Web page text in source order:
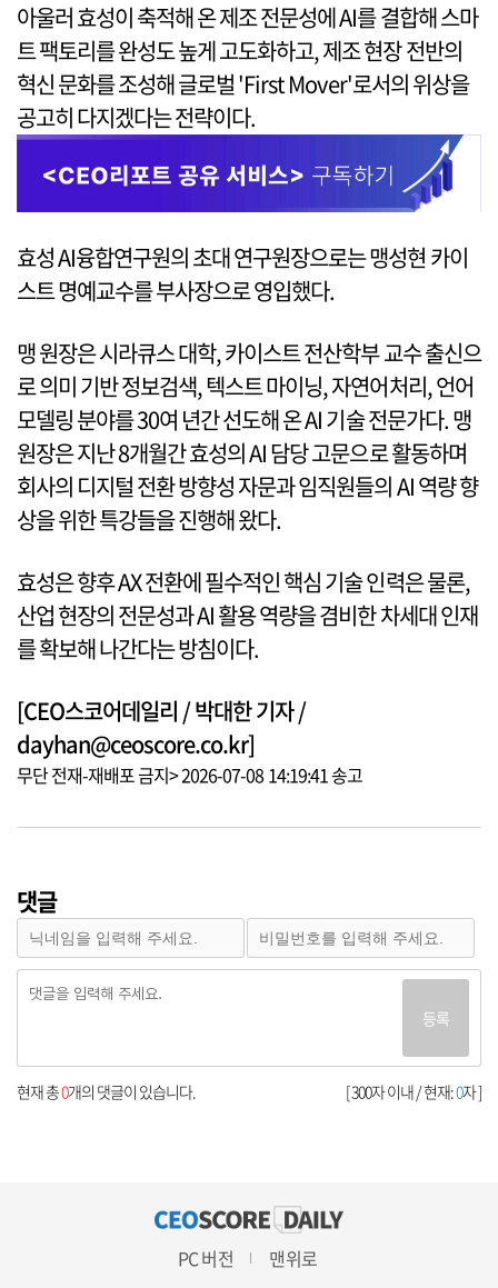
아울러 효성이 축적해 온 제조 전문성에 AI를 결합해 스마
트 팩토리를 완성도 높게 고도화하고, 제조 현장 전반의
혁신 문화를 조성해 글로벌 'First Mover'로서의 위상을
공고히 다지겠다는 전략이다.
효성 AI융합연구원의 초대 연구원장으로는 맹성현 카이
스트 명예교수를 부사장으로 영입했다.
맹 원장은 시라큐스 대학, 카이스트 전산학부 교수 출신으
로 의미 기반 정보검색, 텍스트 마이닝, 자연어처리, 언어
모델링 분야를 30여 년간 선도해 온 AI 기술 전문가다. 맹
원장은 지난 8개월간 효성의 AI 담당 고문으로 활동하며
회사의 디지털 전환 방향성 자문과 임직원들의 AI 역량 향
상을 위한 특강들을 진행해 왔다.
효성은 향후 AX 전환에 필수적인 핵심 기술 인력은 물론,
산업 현장의 전문성과 AI 활용 역량을 겸비한 차세대 인재
를 확보해 나간다는 방침이다.
[CEO스코어데일리 / 박대한 기자 /
dayhan@ceoscore.co.kr]
무단 전재-재배포 금지> 2026-07-08 14:19:41 송고
댓글
등록
[ 300자 이내 / 현재:0자 ]
현재 총0개의 댓글이 있습니다.
PC 버전 맨위로